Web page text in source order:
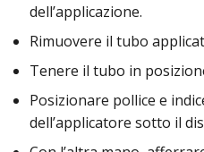
dell’applicazione.
Rimuovere il tubo
Tenere il tubo in
Posizionare pollice e
dell’applicatore sotto il